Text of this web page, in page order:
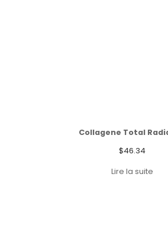
Collagene Total
$46.34
Lire la suite